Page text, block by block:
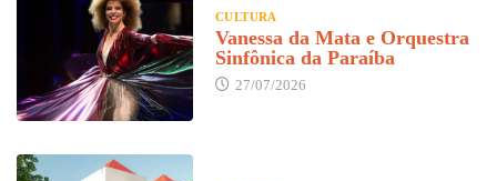
CULTURA
Vanessa da Mata e Orquestra
Sinfônica da Paraíba
27/07/2026